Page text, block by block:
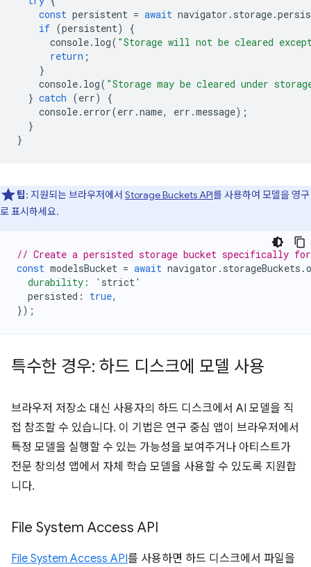
const persistent = await navigator . storage.
if (persistent)
{
console. log( "Storage will not be cleared
return ;
}
console. log( "Storage may be cleared under
} catch (err)
{
console. error(err .name, err .message);
}
}
팁: 지원되는 브라우저에서 Storage Buckets API를 사용하여 모델을 영구
로 표시하세요.
// Create a persisted storage bucket specifically for
const modelsBucket = await navigator . storageBuckets .
  durability: '
strict'
persisted : true,
});
특수한 경우: 하드 디스크에 모델 사용
브라우저 저장소 대신 사용자의 하드 디스크에서 AI 모델을 직
접 참조할 수 있습니다. 이 기법은 연구 중심 앱이 브라우저에서
특정 모델을 실행할 수 있는 가능성을 보여주거나 아티스트가
전문 창의성 앱에서 자체 학습 모델을 사용할 수 있도록 지원합
니다.
File System Access API
File System Access API를 사용하면 하드 디스크에서 파일을